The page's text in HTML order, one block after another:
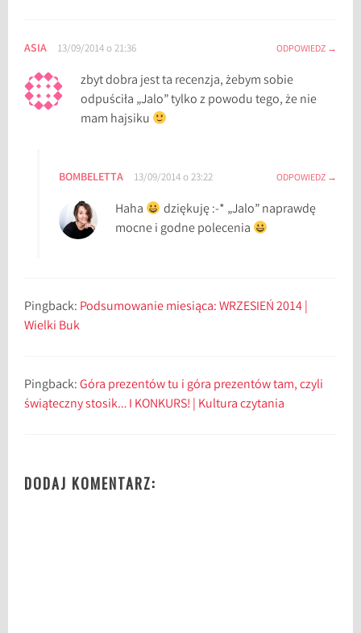
ASIA 13/09/2014 o 21:36 ODPOWIEDZ
zbyt dobra jest ta recenzja, żebym sobie
odpuściła „Jalo” tylko z powodu tego, że nie
mam hajsiku
BOMBELETTA 13/09/2014 o 23:22 ODPOWIEDZ
Haha
dziękuję :-* „Jalo” naprawdę
mocne i godne polecenia
Pingback: Podsumowanie miesiąca: WRZESIEŃ 2014 |
Wielki Buk
Pingback:Góra prezentów tu i góra prezentów tam, czyli
świąteczny stosik… I KONKURS! | Kultura czytania
DODAJ KOMENTARZ: